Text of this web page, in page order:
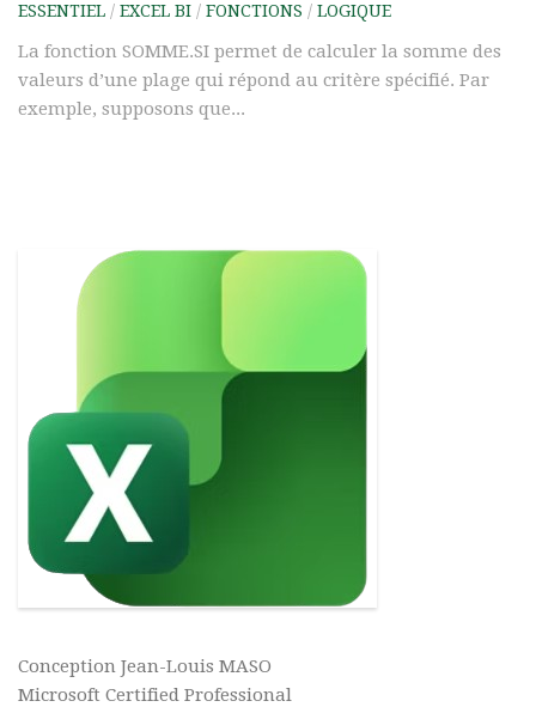
ESSENTIEL / EXCEL BI / FONCTIONS / LOGIQUE
La fonction SOMME.SI permet de calculer la somme des
valeurs d’une plage qui répond au critère spécifié. Par
exemple, supposons que...
Conception Jean-Louis MASO
Microsoft Certified Professional